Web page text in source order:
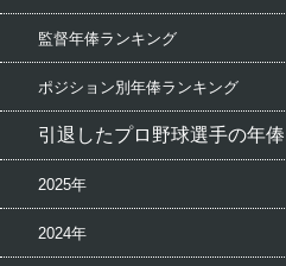
監督年俸ランキング
ポジション別年俸ランキング
引退したプロ野球選手の年俸
2025年
2024年